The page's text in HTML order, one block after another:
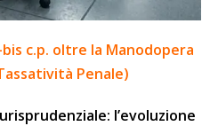
bis c.p. oltre la Manodopera
Penale)
l’evoluzione